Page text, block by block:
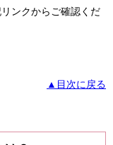
ンクからご確認くだ
▲目次に戻る